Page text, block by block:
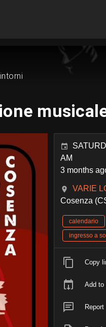
AM
3 months
VARIE
Cosenza
calendario
ingresso a
Copy
Add to